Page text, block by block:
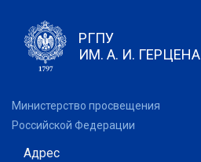
РГПУ
ИМ. А. И. ГЕРЦЕНА
Министерство просвещения
Российской Федерации
Адрес